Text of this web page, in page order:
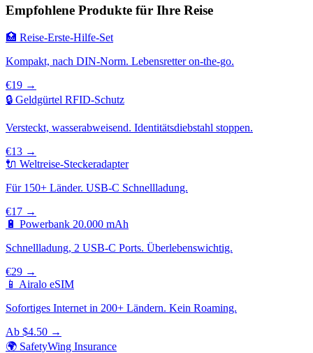
Empfohlene Produkte für Ihre Reise
🏥 Reise-Erste-Hilfe-Set
Kompakt, nach DIN-Norm. Lebensretter on-the-go.
€19 →
🔒 Geldgürtel RFID-Schutz
Versteckt, wasserabweisend. Identitätsdiebstahl stoppen.
€13 →
🔌 Weltreise-Steckeradapter
Für 150+ Länder. USB-C Schnellladung.
€17 →
🔋 Powerbank 20.000 mAh
Schnellladung, 2 USB-C Ports. Überlebenswichtig.
€29 →
📱 Airalo eSIM
Sofortiges Internet in 200+ Ländern. Kein Roaming.
Ab $4.50 →
🌍 SafetyWing Insurance